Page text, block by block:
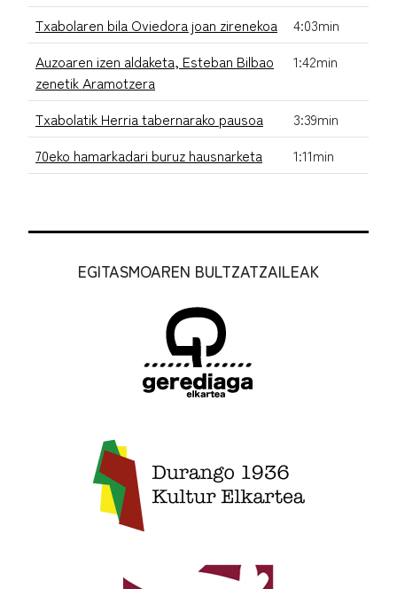
Txabolaren bila Oviedora joan zirenekoa
4:03min
Auzoaren izen aldaketa, Esteban Bilbao
zenetik Aramotzera
1:42min
Txabolatik Herria tabernarako pausoa
3:39min
70eko hamarkadari buruz hausnarketa
1:11min
EGITASMOAREN BULTZATZAILEAK